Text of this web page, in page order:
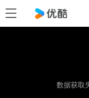
数据获取